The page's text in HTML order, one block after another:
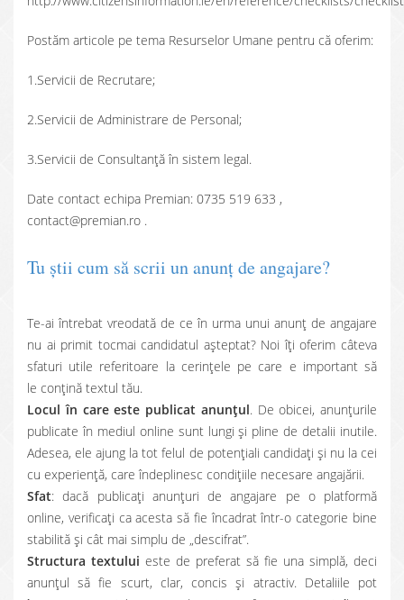
Postăm articole pe tema Resurselor Umane pentru că oferim:
1.Servicii de Recrutare;
2.Servicii de Administrare de Personal;
3.Servicii de Consultanţă în sistem legal.
Date contact echipa Premian: 0735 519 633 ,
contact@premian.ro .
Tu ştii cum să scrii un anunţ de angajare?
Te-ai întrebat vreodată de ce în urma unui anunţ de angajare
nu ai primit tocmai candidatul aşteptat? Noi îţi oferim câteva
sfaturi utile referitoare la cerinţele pe care e important să
le conţină textul tău.
Locul în care este publicat anunţul. De obicei, anunţurile
publicate în mediul online sunt lungi şi pline de detalii inutile.
Adesea, ele ajung la tot felul de potenţiali candidaţi şi nu la cei
cu experienţă, care îndeplinesc condiţiile necesare angajării.
Sfat: dacă publicaţi anunţuri de angajare pe o platformă
online, verificaţi ca acesta să fie încadrat într-o categorie bine
stabilită şi cât mai simplu de „descifrat”.
Structura textului este de preferat să fie una simplă, deci
anunţul să fie scurt, clar, concis şi atractiv. Detaliile pot